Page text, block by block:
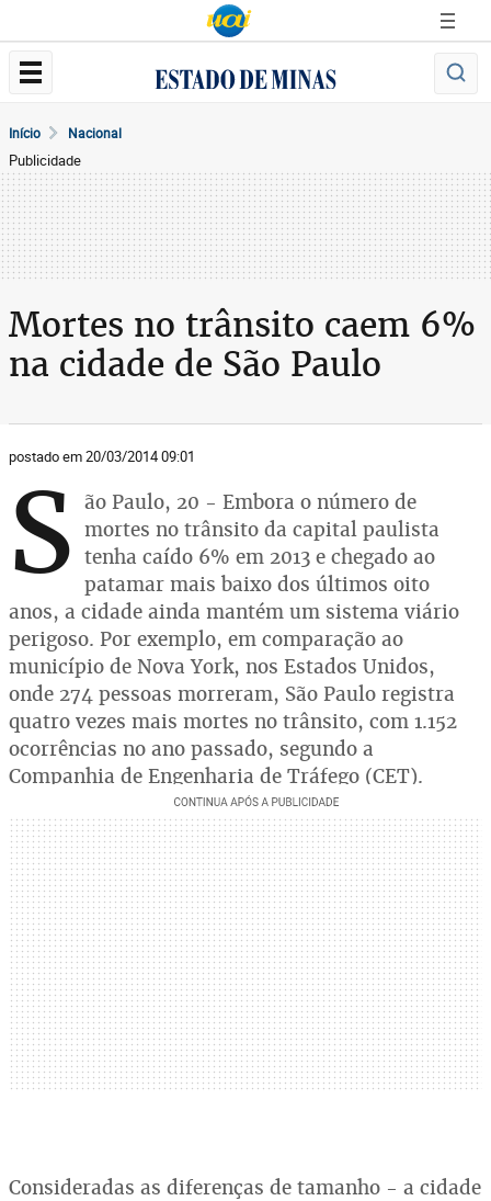
Início Nacional
Publicidade
Mortes no trânsito caem 6%
na cidade de São Paulo
postado em 20/03/2014 09:01
S ão Paulo, 20 - Embora o número de
mortes no trânsito da capital paulista
tenha caído 6% em 2013 e chegado ao
patamar mais baixo dos últimos oito
anos, a cidade ainda mantém um sistema viário
perigoso. Por exemplo, em comparação ao
município de Nova York, nos Estados Unidos,
onde 274 pessoas morreram, São Paulo registra
quatro vezes mais mortes no trânsito, com 1.152
ocorrências no ano passado, segundo a
Companhia de Engenharia de Tráfego (CET).
Consideradas as diferenças de tamanho - a cidade